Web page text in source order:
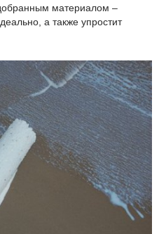
материалом –
а также упростит